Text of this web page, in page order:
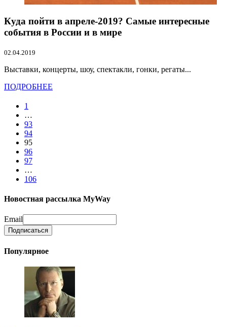
Куда пойти в апреле-2019? Самые интересные
события в России и в мире
02.04.2019
Выставки, концерты, шоу, спектакли, гонки, регаты...
ПОДРОБНЕЕ
1
…
93
94
95
96
97
…
106
Новостная рассылка MyWay
Email
Популярное